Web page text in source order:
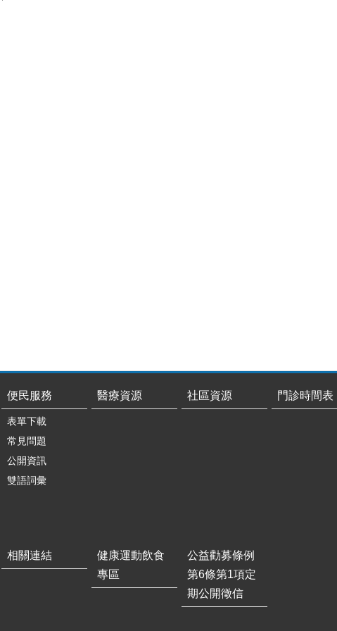
便民服務
表單下載
常見問題
公開資訊
雙語詞彙
醫療資源 社區資源 門診時間表
相關連結
健康運動飲食
專區
公益勸募條例
第6條第1項定
期公開徵信